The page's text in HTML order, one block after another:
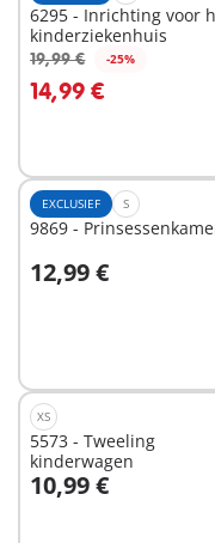
6295 - Inrichting voor
kinderziekenhuis
19,99 € -25%
14,99 €
In winkelwagen
EXCLUSIEF S
9869 -
12,99 €
In winkelwagen
XS
5573 - Tweeling
kinderwagen
10,99 €
In winkelwagen